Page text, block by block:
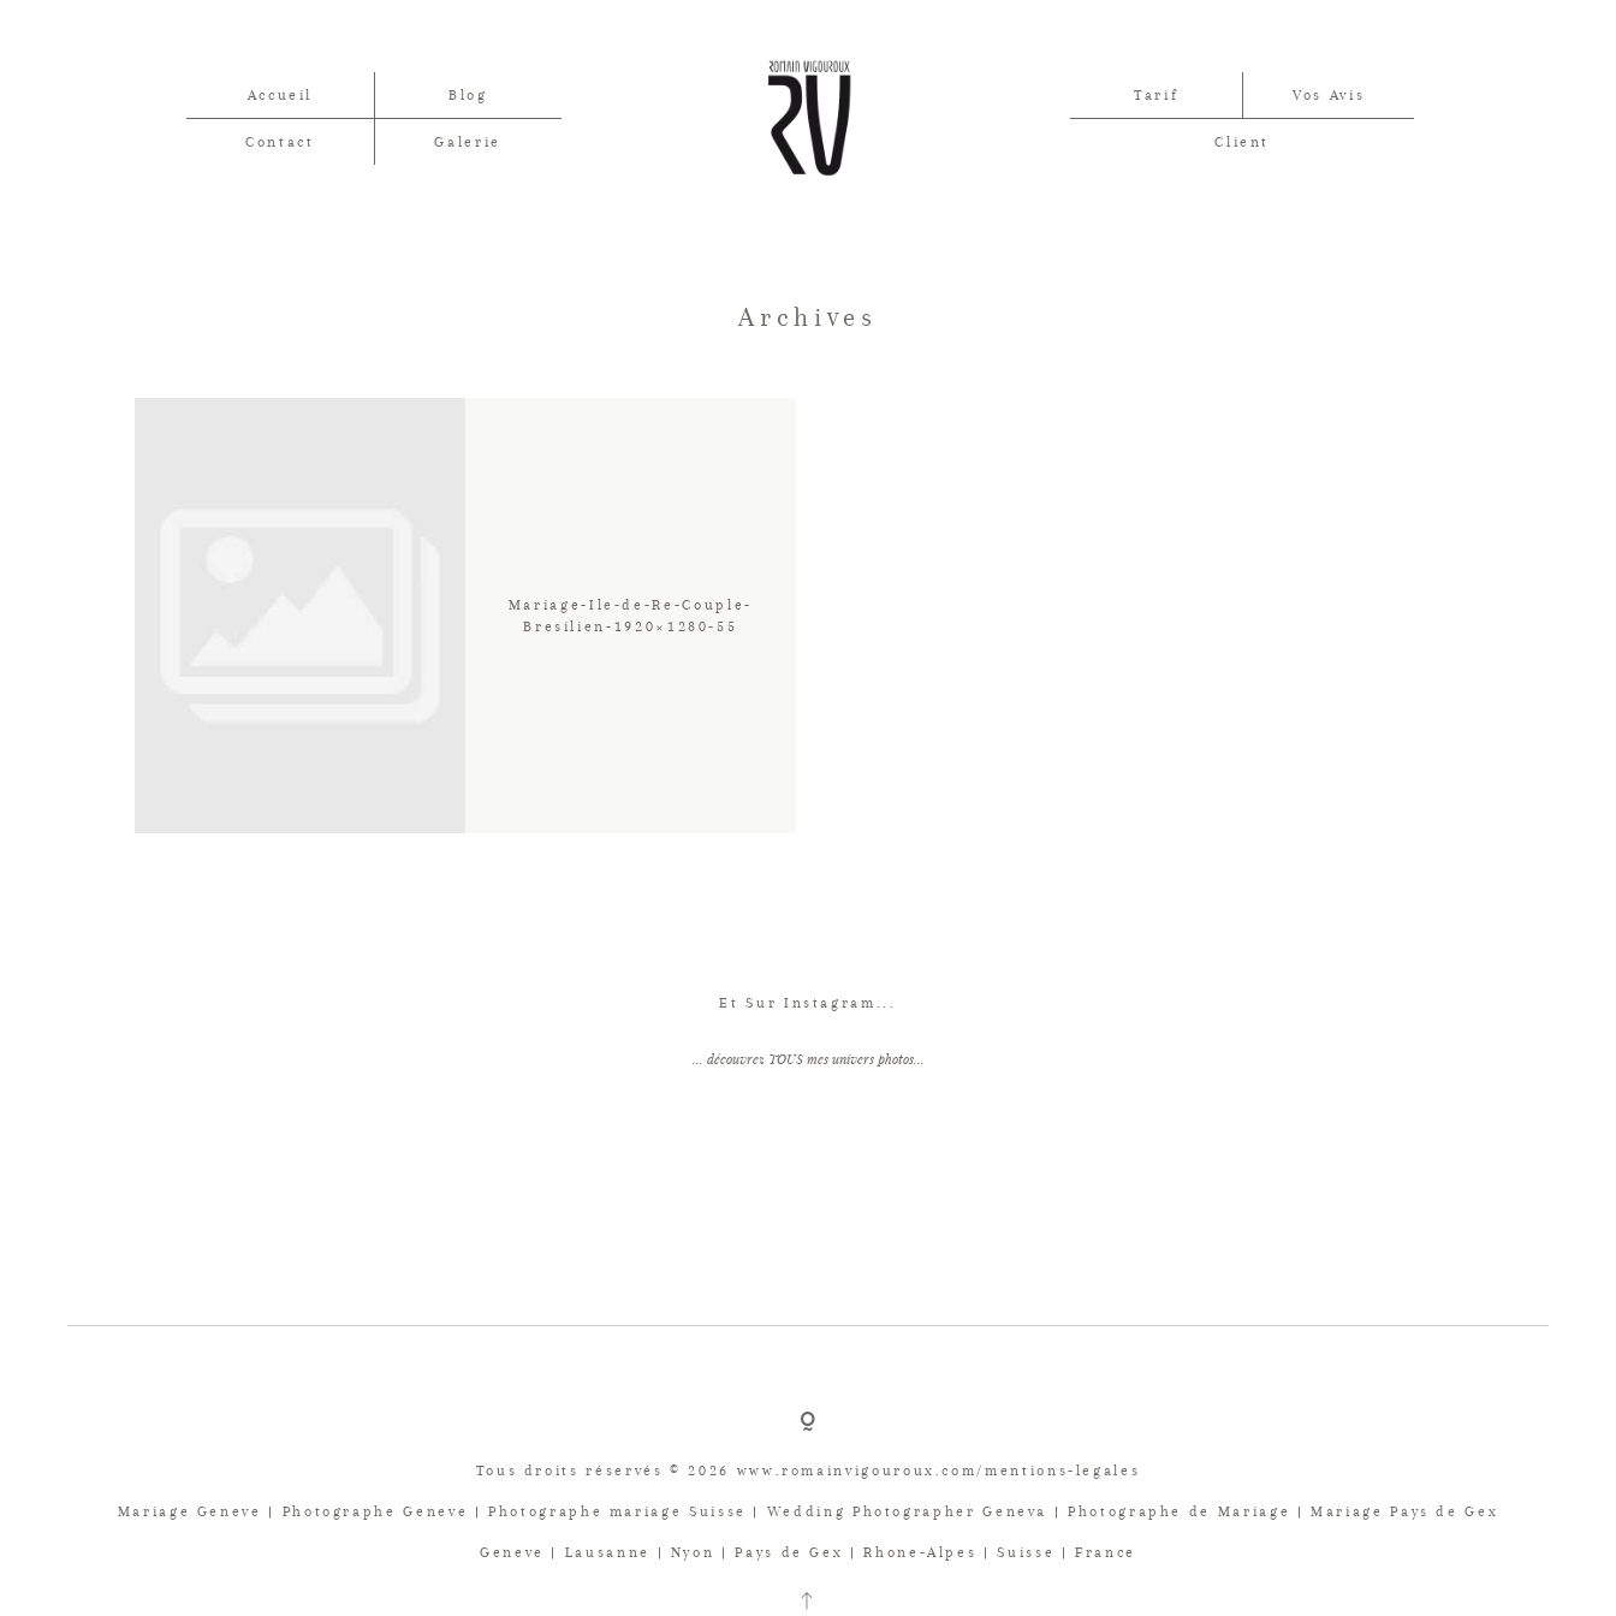
Accueil Blog
Contact Galerie
Tarif Vos Avis
Client
Archives
Mariage-Ile-de-Re-Couple-
Bresilien-1920×1280-55
Et Sur Instagram...
... découvrez TOUS mes univers photos...
Tous droits réservés © 2026 www.romainvigouroux.com/mentions-legales
Mariage Geneve | Photographe Geneve | Photographe mariage Suisse | Wedding Photographer Geneva | Photographe de Mariage | Mariage Pays de Gex
Geneve | Lausanne | Nyon | Pays de Gex | Rhone-Alpes | Suisse | France